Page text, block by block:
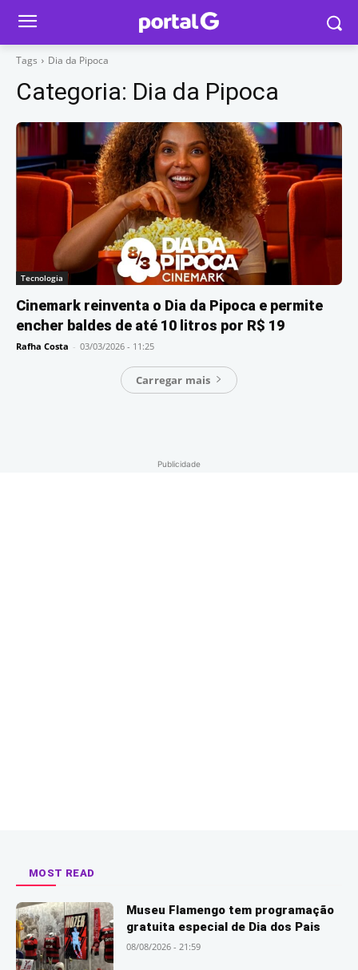
Tags Dia da Pipoca
Categoria: Dia da Pipoca
Tecnologia
Cinemark reinventa o Dia da Pipoca e permite
encher baldes de até 10 litros por R$ 19
Rafha Costa - 03/03/2026 - 11:25
Carregar mais
Publicidade
MOST READ
Museu Flamengo tem programação
gratuita especial de Dia dos Pais
08/08/2026 - 21:59